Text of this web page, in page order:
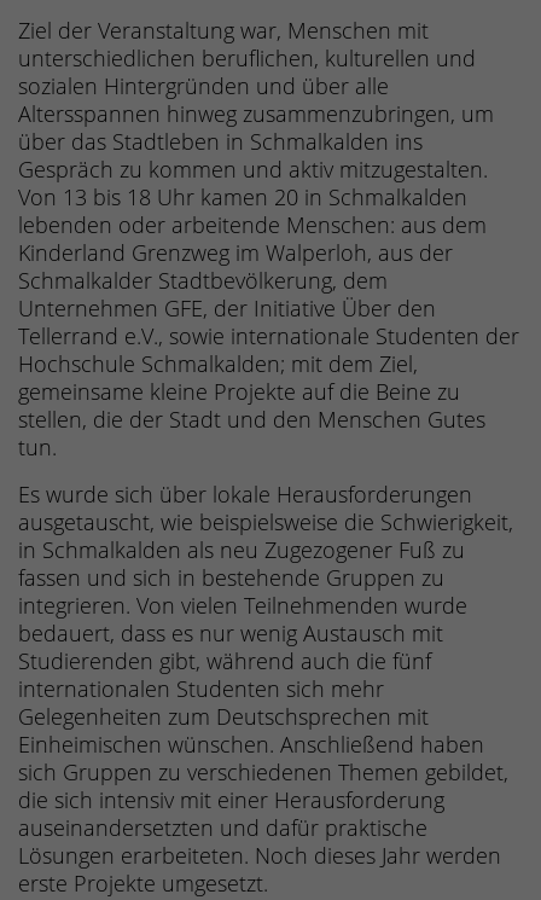
Ziel der Veranstaltung war, Menschen mit
unterschiedlichen beruflichen, kulturellen und
sozialen Hintergründen und über alle
Altersspannen hinweg zusammenzubringen, um
über das Stadtleben in Schmalkalden ins
Gespräch zu kommen und aktiv mitzugestalten.
Von 13 bis 18 Uhr kamen 20 in Schmalkalden
lebenden oder arbeitende Menschen: aus dem
Kinderland Grenzweg im Walperloh, aus der
Schmalkalder Stadtbevölkerung, dem
Unternehmen GFE, der Initiative Über den
Tellerrand e.V., sowie internationale Studenten der
Hochschule Schmalkalden; mit dem Ziel,
gemeinsame kleine Projekte auf die Beine zu
stellen, die der Stadt und den Menschen Gutes
tun.
Es wurde sich über lokale Herausforderungen
ausgetauscht, wie beispielsweise die Schwierigkeit,
in Schmalkalden als neu Zugezogener Fuß zu
fassen und sich in bestehende Gruppen zu
integrieren. Von vielen Teilnehmenden wurde
bedauert, dass es nur wenig Austausch mit
Studierenden gibt, während auch die fünf
internationalen Studenten sich mehr
Gelegenheiten zum Deutschsprechen mit
Einheimischen wünschen. Anschließend haben
sich Gruppen zu verschiedenen Themen gebildet,
die sich intensiv mit einer Herausforderung
auseinandersetzten und dafür praktische
Lösungen erarbeiteten. Noch dieses Jahr werden
erste Projekte umgesetzt.